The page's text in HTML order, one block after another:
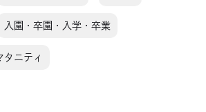
入園・卒園・入学・卒業
タニティ